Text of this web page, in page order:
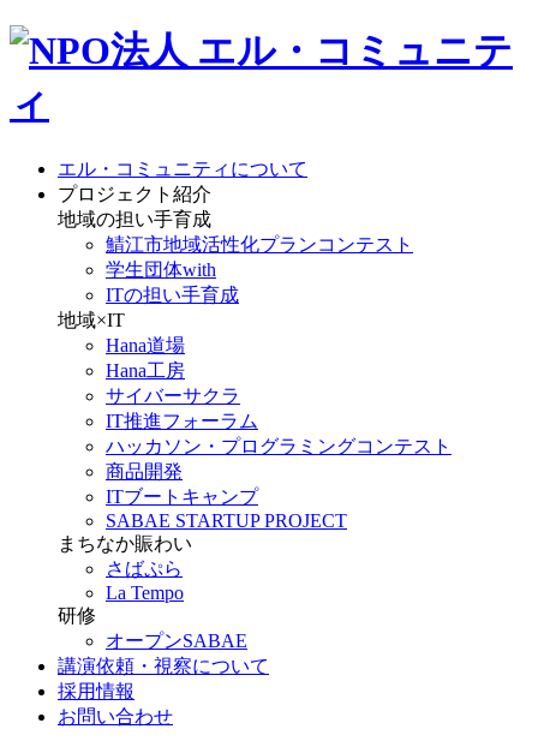
エル・コミュニティについて
プロジェクト紹介
地域の担い手育成
鯖江市地域活性化プランコンテスト
学生団体with
ITの担い手育成
地域×IT
Hana道場
Hana工房
サイバーサクラ
IT推進フォーラム
ハッカソン・プログラミングコンテスト
商品開発
ITブートキャンプ
SABAE STARTUP PROJECT
まちなか賑わい
さばぷら
La Tempo
研修
オープンSABAE
講演依頼・視察について
採用情報
お問い合わせ